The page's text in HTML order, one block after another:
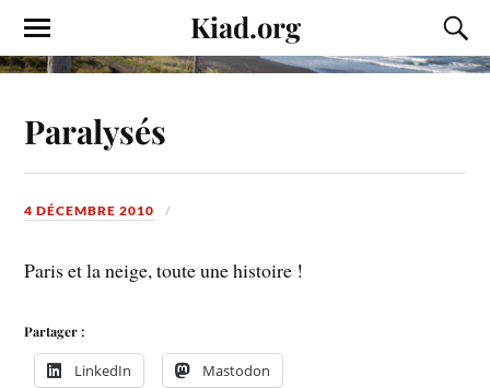
Kiad.org
Paralysés
4 DÉCEMBRE 2010
Paris et la neige, toute une histoire !
Partager :
LinkedIn Mastodon